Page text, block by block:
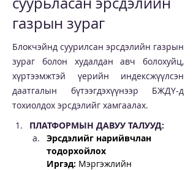
газрын зураг
Блокчэйнд суурилсан эрсдэлийн газрын
зураг болон худалдан авч болохуйц,
хүртээмжтэй үерийн индексжүүлсэн
даатгалын бүтээгдэхүүнээр БЖДҮ-д
тохиолдох эрсдэлийг хамгаалах.
ПЛАТФОРМЫН ДАВУУ ТАЛУУД:
Эрсдэлийг нарийвчлан
тодорхойлох
Иргэд: Мэргэжлийн